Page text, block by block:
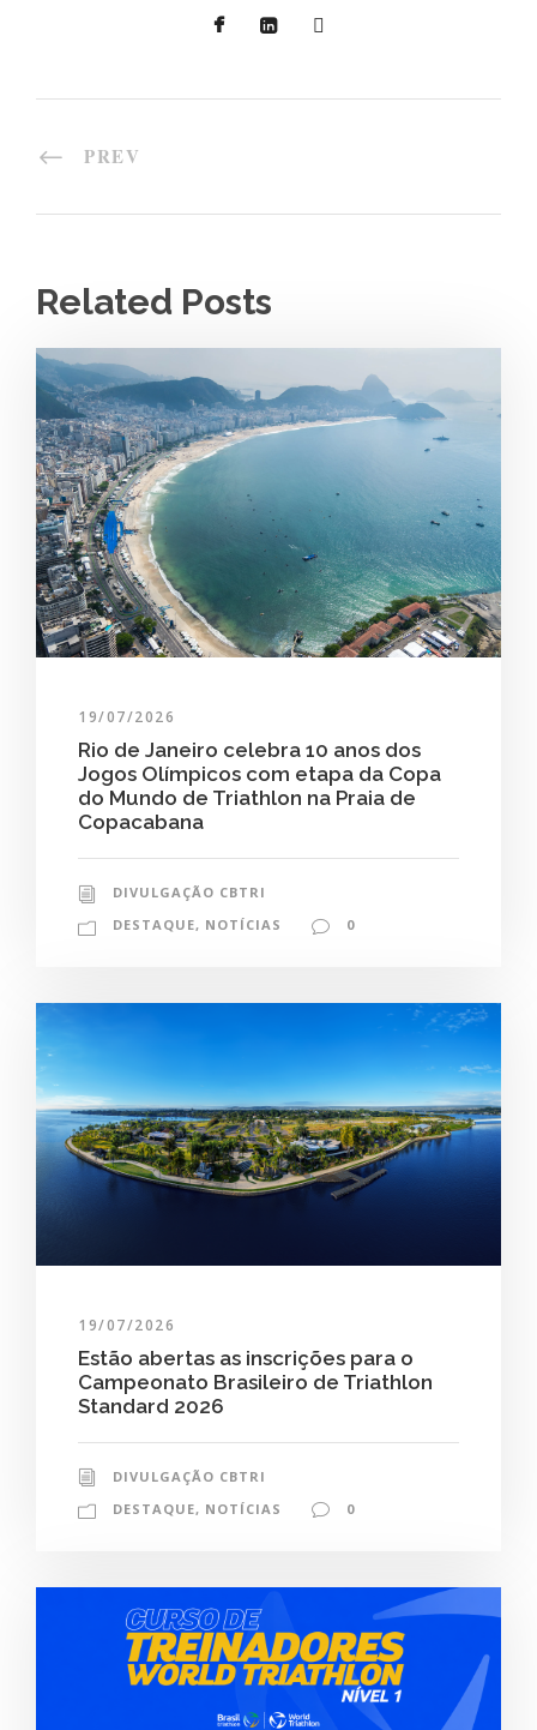
PREV
Related Posts
19/07/2026
Rio de Janeiro celebra 10 anos dos
Jogos Olímpicos com etapa da Copa
do Mundo de Triathlon na Praia de
Copacabana
DIVULGAÇÃO CBTRI
DESTAQUE, NOTÍCIAS 0
19/07/2026
Estão abertas as inscrições para o
Campeonato Brasileiro de Triathlon
Standard 2026
DIVULGAÇÃO CBTRI
DESTAQUE, NOTÍCIAS 0